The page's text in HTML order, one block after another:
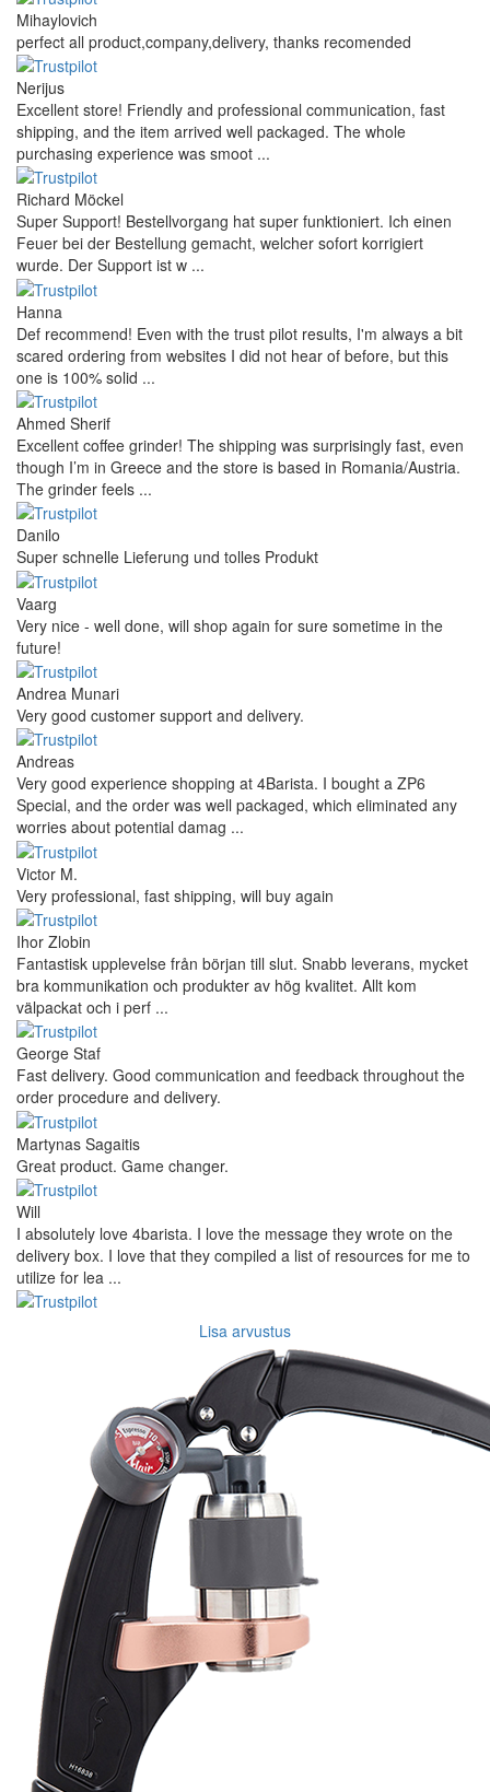
Mihaylovich
perfect all product,company,delivery, thanks recomended
Nerijus
Excellent store! Friendly and professional communication, fast
shipping, and the item arrived well packaged. The whole
purchasing experience was smoot ...
Richard Möckel
Super Support! Bestellvorgang hat super funktioniert. Ich einen
Feuer bei der Bestellung gemacht, welcher sofort korrigiert
wurde. Der Support ist w ...
Hanna
Def recommend! Even with the trust pilot results, I'm always a bit
scared ordering from websites I did not hear of before, but this
one is 100% solid ...
Ahmed Sherif
Excellent coffee grinder! The shipping was surprisingly fast, even
though I’m in Greece and the store is based in Romania/Austria.
The grinder feels ...
Danilo
Super schnelle Lieferung und tolles Produkt
Vaarg
Very nice - well done, will shop again for sure sometime in the
future!
Andrea Munari
Very good customer support and delivery.
Andreas
Very good experience shopping at 4Barista. I bought a ZP6
Special, and the order was well packaged, which eliminated any
worries about potential damag ...
Victor M.
Very professional, fast shipping, will buy again
Ihor Zlobin
Fantastisk upplevelse från början till slut. Snabb leverans, mycket
bra kommunikation och produkter av hög kvalitet. Allt kom
välpackat och i perf ...
George Staf
Fast delivery. Good communication and feedback throughout the
order procedure and delivery.
Martynas Sagaitis
Great product. Game changer.
Will
I absolutely love 4barista. I love the message they wrote on the
delivery box. I love that they compiled a list of resources for me to
utilize for lea ...
Lisa arvustus